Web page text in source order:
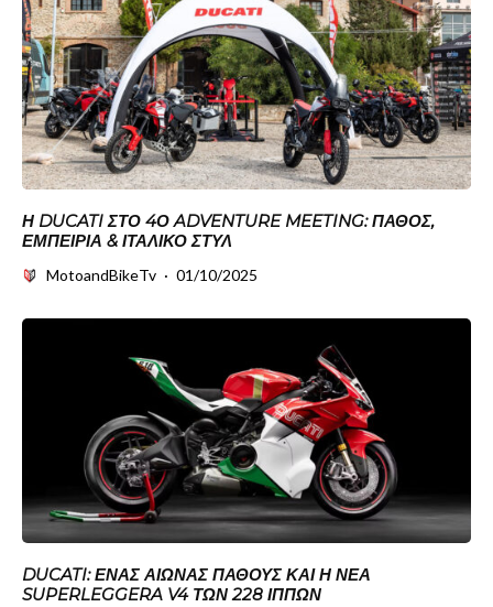
Η DUCATI ΣΤΟ 4Ο ADVENTURE MEETING: ΠΆΘΟΣ,
ΕΜΠΕΙΡΊΑ & ΙΤΑΛΙΚΌ ΣΤΥΛ
MotoandBikeTv · 01/10/2025
DUCATI: ΈΝΑΣ ΑΙΏΝΑΣ ΠΆΘΟΥΣ ΚΑΙ Η ΝΈΑ
SUPERLEGGERA V4 ΤΩΝ 228 ΊΠΠΩΝ